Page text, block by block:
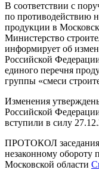
В соответствии с
по противодействию
продукции в
Министерство
информирует об
Российской
единого перечня
группы «смеси
Изменения
Российской
вступили в силу
ПРОТОКОЛ заседания
незаконному
Московской области